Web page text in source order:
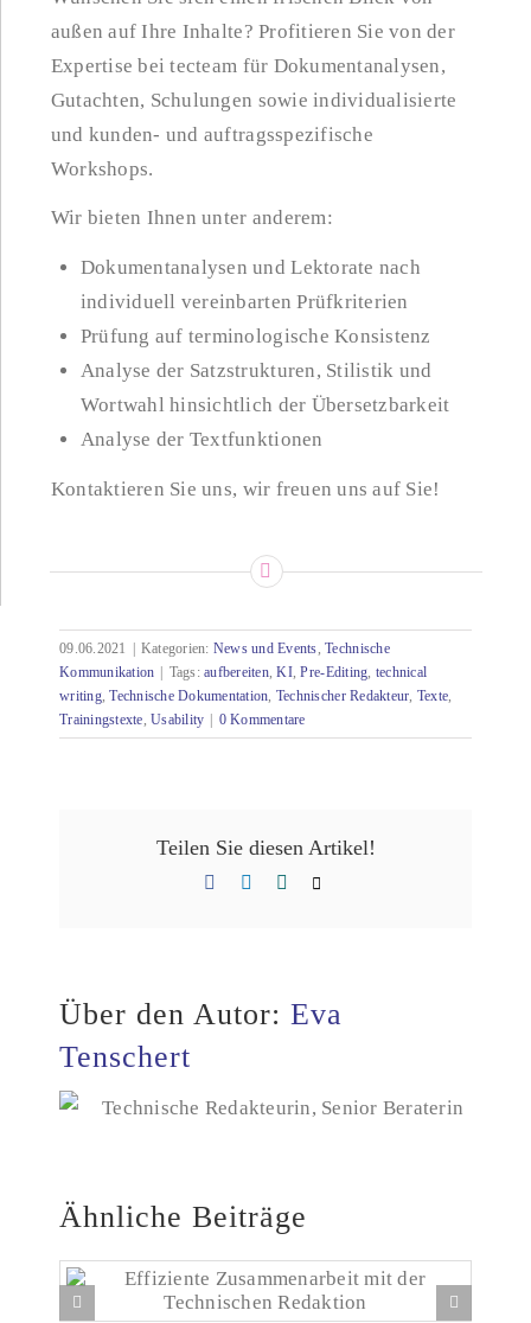
außen auf Ihre Inhalte? Profitieren Sie von der
Expertise bei tecteam für Dokumentanalysen,
Gutachten, Schulungen sowie individualisierte
und kunden- und auftragsspezifische
Workshops.
Wir bieten Ihnen unter anderem:
Dokumentanalysen und Lektorate nach
individuell vereinbarten Prüfkriterien
Prüfung auf terminologische Konsistenz
Analyse der Satzstrukturen, Stilistik und
Wortwahl hinsichtlich der Übersetzbarkeit
Analyse der Textfunktionen
Kontaktieren Sie uns, wir freuen uns auf Sie!
09.06.2021 Kategorien: News und Events,Technische
Kommunikation
Tags:aufbereiten,KI,Pre-Editing, technical
writing,Technische Dokumentation, Technischer Redakteur, Texte,
Trainingstexte,Usability 0 Kommentare
Teilen Sie diesen Artikel!
FacebookLinkedIn
Xing
Über den Autor: Eva
Tenschert
Technische Redakteurin, Senior Beraterin
Ähnliche Beiträge